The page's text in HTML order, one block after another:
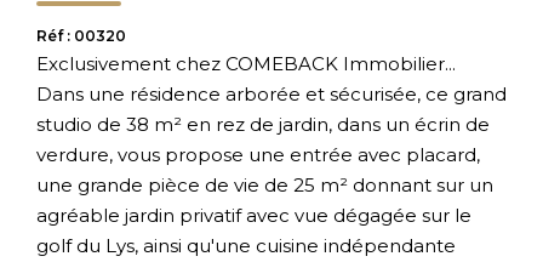
Réf : 00320
Exclusivement chez COMEBACK Immobilier...
Dans une résidence arborée et sécurisée, ce grand
studio de 38 m² en rez de jardin, dans un écrin de
verdure, vous propose une entrée avec placard,
une grande pièce de vie de 25 m² donnant sur un
agréable jardin privatif avec vue dégagée sur le
golf du Lys, ainsi qu'une cuisine indépendante